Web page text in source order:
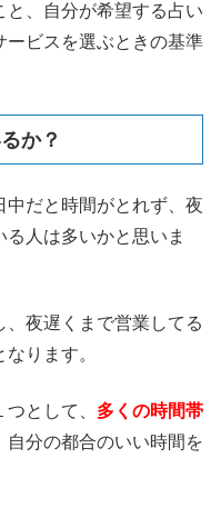
と、自分が希望する占い
ービスを選ぶときの基準
か？
だと時間がとれず、夜
人は多いかと思いま
夜遅くまで営業してる
ります。
として、 多くの時間帯
自分の都合のいい時間を